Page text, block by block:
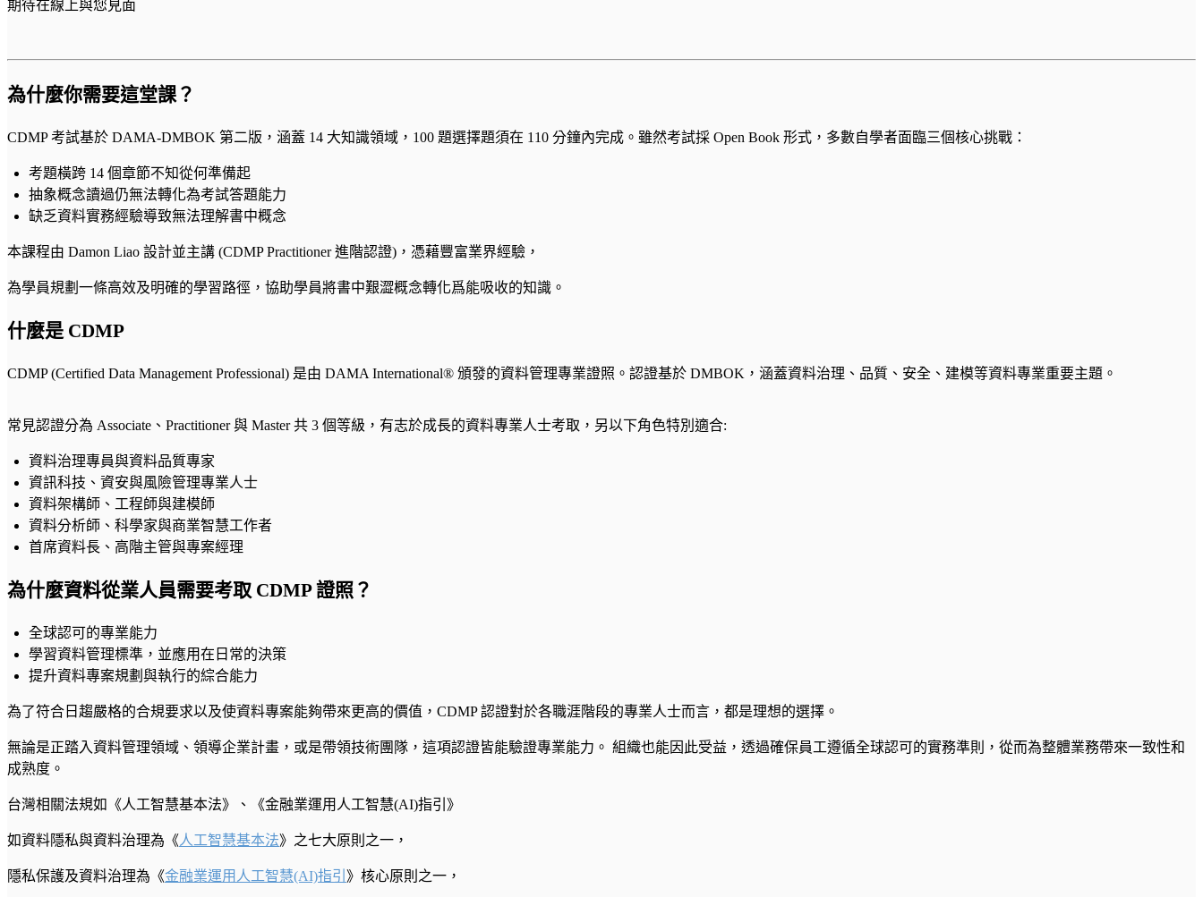
期待在線上與您見面
為什麼你需要這堂課？
CDMP 考試基於 DAMA-DMBOK 第二版，涵蓋 14 大知識領域，100 題選擇題須在 110 分鐘內完成。雖然考試採 Open Book 形式，多數自學者面臨三個核心挑戰：
考題橫跨 14 個章節不知從何準備起
抽象概念讀過仍無法轉化為考試答題能力
缺乏資料實務經驗導致無法理解書中概念
本課程由 Damon Liao 設計並主講 (CDMP Practitioner 進階認證)，憑藉豐富業界經驗，
為學員規劃一條高效及明確的學習路徑，協助學員將書中艱澀概念轉化爲能吸收的知識。
什麼是 CDMP
CDMP (Certified Data Management Professional) 是由 DAMA International® 頒發的資料管理專業證照。認證基於 DMBOK，涵蓋資料治理、品質、安全、建模等資料專業重要主題。
常見認證分為 Associate、Practitioner 與 Master 共 3 個等級，有志於成長的資料專業人士考取，另以下角色特別適合:
資料治理專員與資料品質專家
資訊科技、資安與風險管理專業人士
資料架構師、工程師與建模師
資料分析師、科學家與商業智慧工作者
首席資料長、高階主管與專案經理
為什麼資料從業人員需要考取 CDMP 證照？
全球認可的專業能力
學習資料管理標準，並應用在日常的決策
提升資料專案規劃與執行的綜合能力
為了符合日趨嚴格的合規要求以及使資料專案能夠帶來更高的價值，CDMP 認證對於各職涯階段的專業人士而言，都是理想的選擇。
無論是正踏入資料管理領域、領導企業計畫，或是帶領技術團隊，這項認證皆能驗證專業能力。 組織也能因此受益，透過確保員工遵循全球認可的實務準則，從而為整體業務帶來一致性和
成熟度。
台灣相關法規如《人工智慧基本法》、《金融業運用人工智慧(AI)指引》
如資料隱私與資料治理為《人工智慧基本法》之七大原則之一，
隱私保護及資料治理為《金融業運用人工智慧(AI)指引 》核心原則之一，